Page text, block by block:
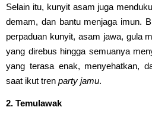
Selain itu, kunyit asam juga
demam, dan bantu menjaga imun.
perpaduan kunyit, asam jawa, gula
yang direbus hingga semuanya
yang terasa enak, menyehatkan,
saat ikut tren party jamu.
2. Temulawak